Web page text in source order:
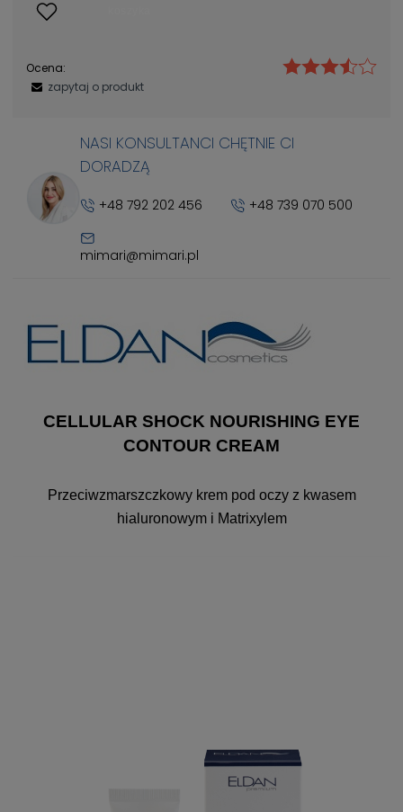
Ocena:
zapytaj o produkt
NASI KONSULTANCI CHĘTNIE CI
DORADZĄ
+48 792 202 456 +48 739 070 500
mimari@mimari.pl
CELLULAR SHOCK NOURISHING EYE
CONTOUR CREAM
Przeciwzmarszczkowy krem pod oczy z kwasem
hialuronowym i Matrixylem